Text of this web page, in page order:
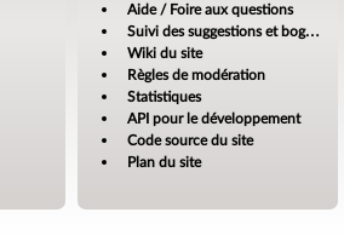
Aide / Foire aux questions
Suivi des suggestions et bogues
Wiki du site
Règles de modération
Statistiques
API pour le développement
Code source du site
Plan du site